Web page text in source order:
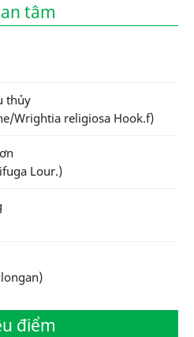
tâm
thủy
Wrightia religiosa Hook.f)
Lour.)
điểm